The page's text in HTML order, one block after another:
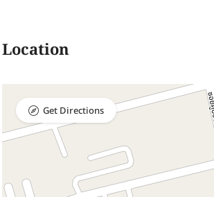
Location
Get Directions